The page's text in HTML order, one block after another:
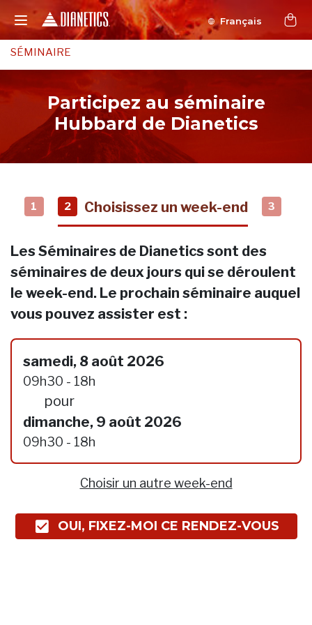
Français
SÉMINAIRE
Participez au séminaire
Hubbard de Dianetics
1 2 Choisissez un week-end 3
Les Séminaires de Dianetics sont des
séminaires de deux jours qui se déroulent
le week-end. Le prochain séminaire auquel
vous pouvez assister est :
samedi, 8 août 2026
09h30 - 18h
pour
dimanche, 9 août 2026
09h30 - 18h
Choisir un autre week-end
OUI, FIXEZ-MOI CE RENDEZ-VOUS